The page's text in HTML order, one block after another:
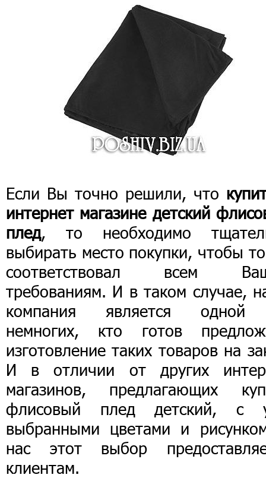
Если Вы точно решили, что
интернет магазине детский
плед, то необходимо
выбирать место покупки, чтобы
соответствовал всем
требованиям. И в таком случае,
компания является одной
немногих, кто готов
изготовление таких товаров на
И в отличии от других
магазинов, предлагающих
флисовый плед детский, с
выбранными цветами и
нас этот выбор
клиентам.